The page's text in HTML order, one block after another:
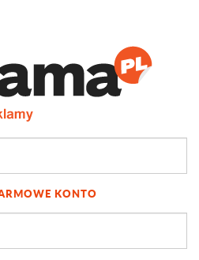
KONTO